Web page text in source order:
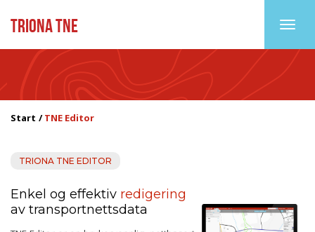
TRIONA TNE
Start TNE Editor
TRIONA TNE EDITOR
Enkel og effektiv redigering
av transportnettsdata